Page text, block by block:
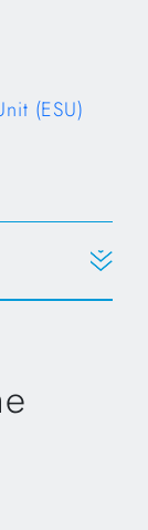
(ESU)